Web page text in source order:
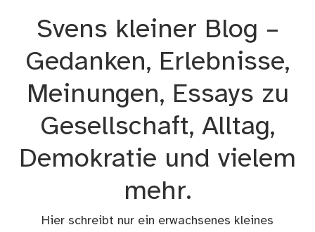
Svens kleiner Blog –
Gedanken, Erlebnisse,
Meinungen, Essays zu
Gesellschaft, Alltag,
Demokratie und vielem
mehr.
Hier schreibt nur ein erwachsenes kleines